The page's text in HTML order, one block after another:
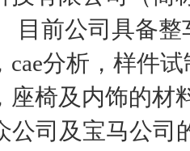
目前公司具备
cae分析，样件
座椅及内饰的材
公司及宝马公司